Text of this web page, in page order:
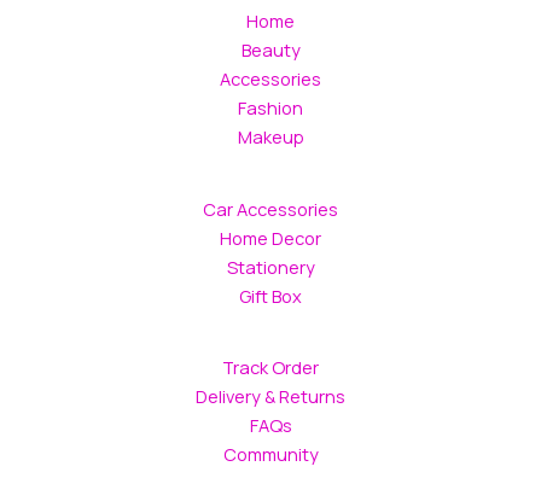
Home
Beauty
Accessories
Fashion
Makeup
Car Accessories
Home Decor
Stationery
Gift Box
Track Order
Delivery & Returns
FAQs
Community